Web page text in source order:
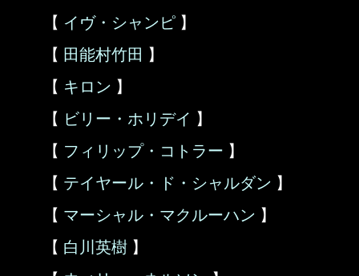
【 イヴ・シャンピ 】
【 田能村竹田 】
【 キロン 】
【 ビリー・ホリデイ 】
【 フィリップ・コトラー 】
【 テイヤール・ド・シャルダン 】
【 マーシャル・マクルーハン 】
【 白川英樹 】